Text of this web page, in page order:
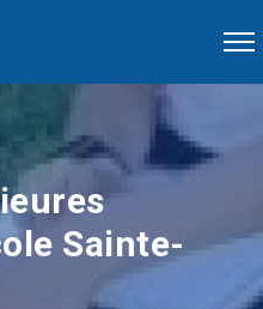
Sainte-